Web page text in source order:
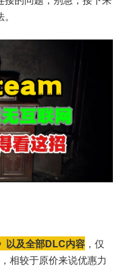
以及全部DLC内容 ，仅
相较于原价来说优惠力